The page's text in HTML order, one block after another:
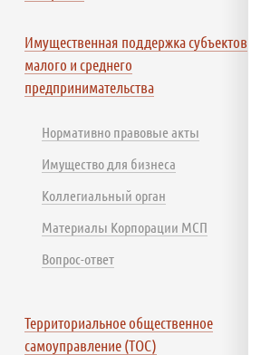
Имущественная поддержка субъектов
малого и среднего
предпринимательства
Нормативно правовые акты
Имущество для бизнеса
Коллегиальный орган
Материалы Корпорации МСП
Вопрос-ответ
Территориальное общественное
самоуправление (ТОС)